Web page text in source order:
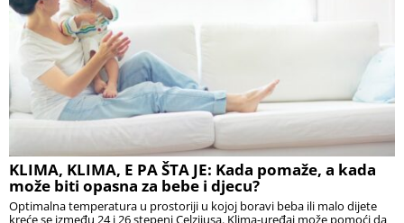
KLIMA, KLIMA, E PA ŠTA JE: Kada pomaže, a kada
može biti opasna za bebe i djecu?
Optimalna temperatura u prostoriji u kojoj boravi beba ili malo dijete